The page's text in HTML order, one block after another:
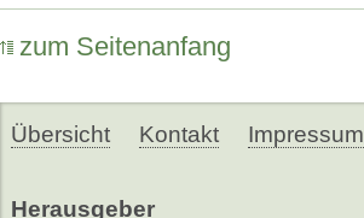
zum Seitenanfang
Übersicht Kontakt Impressum
Herausgeber